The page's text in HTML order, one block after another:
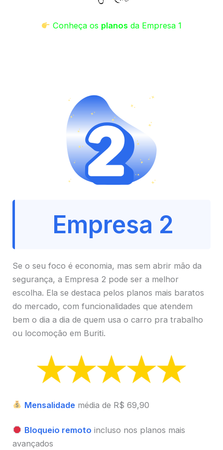
Conheça os planos da Empresa 1
Empresa 2
Se o seu foco é economia, mas sem abrir mão da
segurança, a Empresa 2 pode ser a melhor
escolha. Ela se destaca pelos planos mais baratos
do mercado, com funcionalidades que atendem
bem o dia a dia de quem usa o carro pra trabalho
ou locomoção em Buriti.
Mensalidade média de R$ 69,90
Bloqueio remoto incluso nos planos mais
avançados